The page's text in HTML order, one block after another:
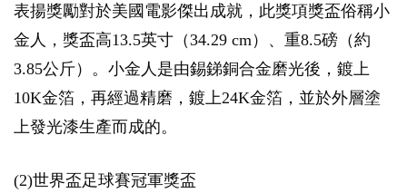
表揚獎勵對於美國電影傑出成就，此獎項獎盃俗稱小
金人，獎盃高13.5英寸（34.29 cm）、重8.5磅（約
3.85公斤）。小金人是由錫銻銅合金磨光後，鍍上
10K金箔，再經過精磨，鍍上24K金箔，並於外層塗
上發光漆生產而成的。
(2)世界盃足球賽冠軍獎盃